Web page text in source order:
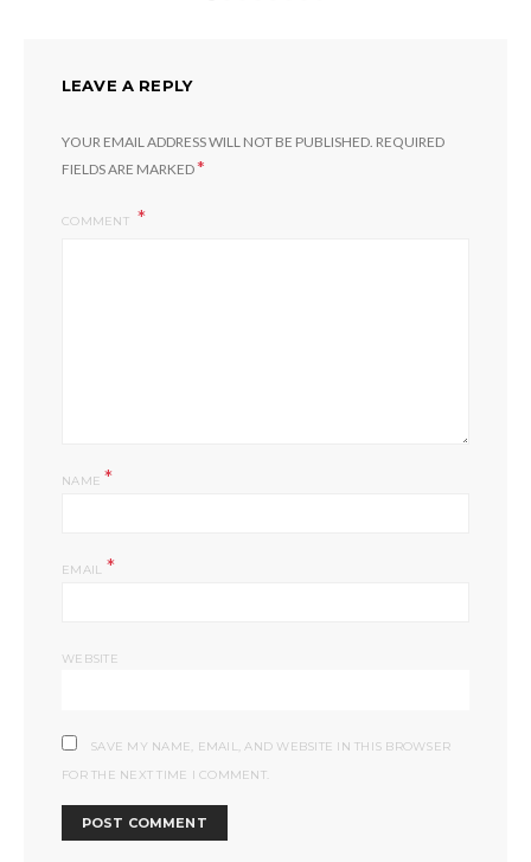
LEAVE A REPLY
YOUR EMAIL ADDRESS WILL NOT BE PUBLISHED. REQUIRED
FIELDS ARE MARKED*
COMMENT
NAME*
EMAIL *
WEBSITE
SAVE MY NAME, EMAIL, AND WEBSITE IN THIS BROWSER
FOR THE NEXT TIME I COMMENT.